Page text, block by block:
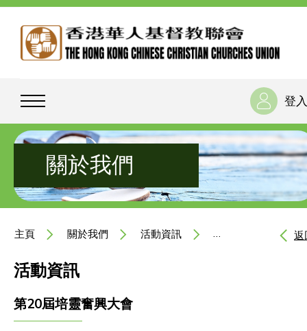
登入
關於我們
主頁 關於我們 活動資訊 第20屆培靈奮興大返
活動資訊
第20屆培靈奮興大會